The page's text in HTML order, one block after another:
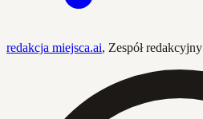
redakcja miejsca.ai, Zespół redakcyjny